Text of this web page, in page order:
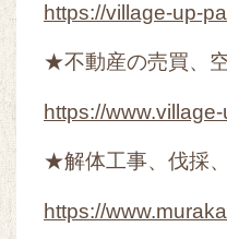
https://village-up-
★不動産の売買、
https://
★解体工事、伐採
https://